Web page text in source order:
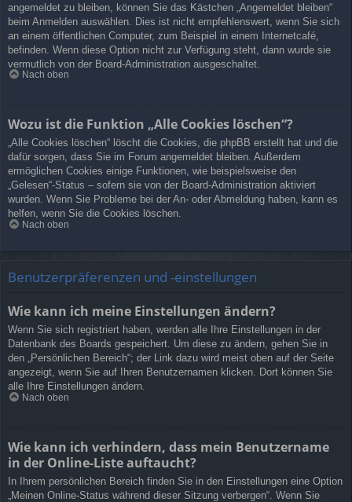
angemeldet zu bleiben, können Sie das Kästchen „Angemeldet bleiben“
beim Anmelden auswählen. Dies ist nicht empfehlenswert, wenn Sie sich
an einem öffentlichen Computer, zum Beispiel in einem Internetcafé,
befinden. Wenn diese Option nicht zur Verfügung steht, dann wurde sie
vermutlich von der Board-Administration ausgeschaltet.
Nach oben
Wozu ist die Funktion „Alle Cookies löschen“?
„Alle Cookies löschen“ löscht die Cookies, die phpBB erstellt hat und die
dafür sorgen, dass Sie im Forum angemeldet bleiben. Außerdem
ermöglichen Cookies einige Funktionen, wie beispielsweise den
„Gelesen“-Status – sofern sie von der Board-Administration aktiviert
wurden. Wenn Sie Probleme bei der An- oder Abmeldung haben, kann es
helfen, wenn Sie die Cookies löschen.
Nach oben
Benutzerpräferenzen und -einstellungen
Wie kann ich meine Einstellungen ändern?
Wenn Sie sich registriert haben, werden alle Ihre Einstellungen in der
Datenbank des Boards gespeichert. Um diese zu ändern, gehen Sie in
den „Persönlichen Bereich“; der Link dazu wird meist oben auf der Seite
angezeigt, wenn Sie auf Ihren Benutzernamen klicken. Dort können Sie
alle Ihre Einstellungen ändern.
Nach oben
Wie kann ich verhindern, dass mein Benutzername
in der Online-Liste auftaucht?
In Ihrem persönlichen Bereich finden Sie in den Einstellungen eine Option
„Meinen Online-Status während dieser Sitzung verbergen“. Wenn Sie